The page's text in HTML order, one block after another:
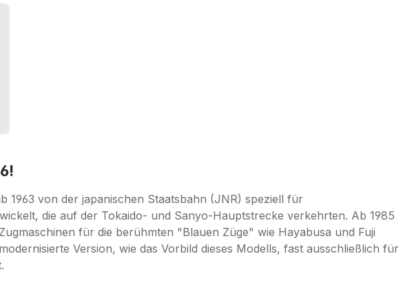
1963 von der japanischen Staatsbahn (JNR) speziell für
die auf der Tokaido- und Sanyo-Hauptstrecke verkehrten. Ab 1985
für die berühmten "Blauen Züge" wie Hayabusa und Fuji
Version, wie das Vorbild dieses Modells, fast ausschließlich für